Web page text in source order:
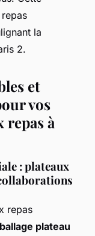
la
2.
et
vos
repas à
: plateaux
repas
plateau